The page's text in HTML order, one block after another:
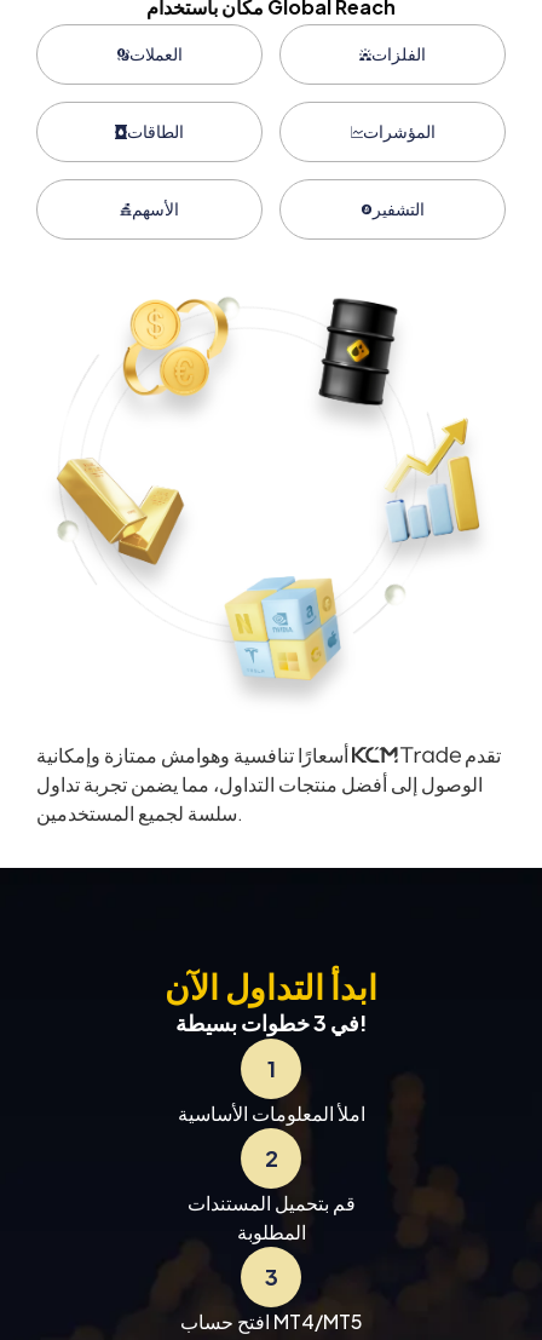
مكان باستخدام Global Reach
العملات الفلزات
الطاقات المؤشرات
الأسهم التشفير
تقدم
أسعارًا تنافسية وهوامش ممتازة وإمكانية
الوصول إلى أفضل منتجات التداول، مما يضمن تجربة تداول
سلسة لجميع المستخدمين.اقرأ المزيد
ابدأ التداول الآن
في 3 خطوات بسيطة!
1
املأ المعلومات الأساسية
2
قم بتحميل المستندات
المطلوبة
3
افتح حساب MT4/MT5